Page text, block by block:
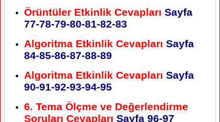
Örüntüler Etkinlik Cevapları Sayfa
77-78-79-80-81-82-83
Algoritma Etkinlik Cevapları Sayfa
84-85-86-87-88-89
Algoritma Etkinlik Cevapları Sayfa
90-91-92-93-94-95
6. Tema Ölçme ve Değerlendirme
Soruları Cevapları Sayfa 96-97